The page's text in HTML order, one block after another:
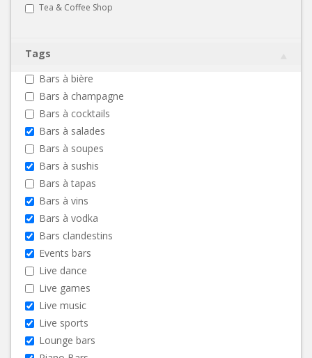
Tea & Coffee Shop
Tags
Bars à bière
Bars à champagne
Bars à cocktails
Bars à salades
Bars à soupes
Bars à sushis
Bars à tapas
Bars à vins
Bars à vodka
Bars clandestins
Events bars
Live dance
Live games
Live music
Live sports
Lounge bars